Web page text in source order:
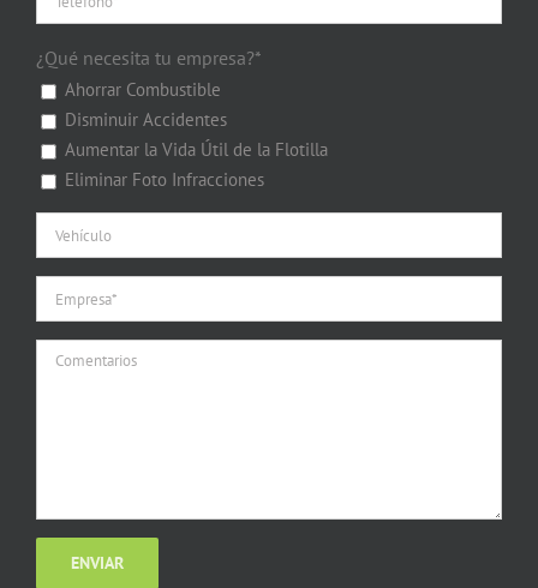
¿Qué necesita tu empresa?*
Ahorrar Combustible
Disminuir Accidentes
Aumentar la Vida Útil de la Flotilla
Eliminar Foto Infracciones